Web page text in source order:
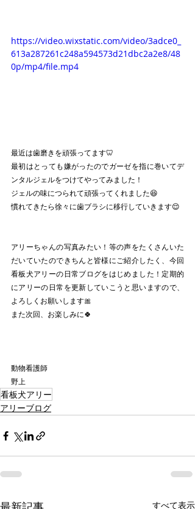
https://video.wixstatic.com/video/3adce0_
613a287261c248a594573d21dbc2a2e8/48
0p/mp4/file.mp4
最近は歯磨きを頑張ってます🦷
最初はとっても嫌がったのでガーゼを指に巻いてデ
ンタルジェルをつけてやってみました！
ジェルの味につられて頑張ってくれました😆
慣れてきたら徐々に歯ブラシに移行していきます😌
アリーちゃんの写真みたい！等の声をたくさんいた
だいていたのできちんと皆様にご紹介したく、今回
看板犬アリーの日常ブログをはじめました！定期的
にアリーの日常を更新していこうと思いますので、
よろしくお願いします🎀
また次回、お楽しみに🍀
動物看護師
野上
看板犬アリー
アリーブログ
すべて表示